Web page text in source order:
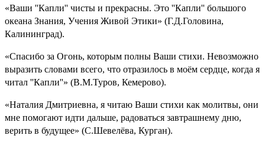
«Ваши ''Капли'' чисты и прекрасны. Это ''Капли'' большого
океана Знания, Учения Живой Этики» (Г.Д.Головина,
Калинин­град).
«Спасибо за Огонь, которым полны Ваши стихи. Невозможно
выразить словами всего, что отразилось в моём сердце, когда я
читал ''Капли''» (В.М.Туров, Кемерово).
«Наталия Дмитриевна, я читаю Ваши стихи как молитвы, они
мне помогают идти дальше, радоваться завтрашнему дню,
верить в будущее» (С.Шевелёва, Курган).